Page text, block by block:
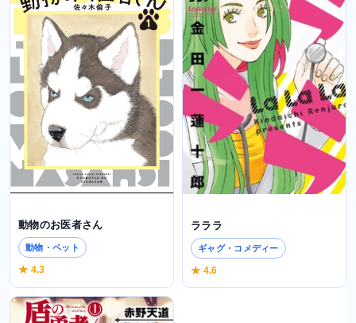
動物のお医者さん
動物・ペット
★ 4.3
ラララ
ギャグ・コメディー
★ 4.6